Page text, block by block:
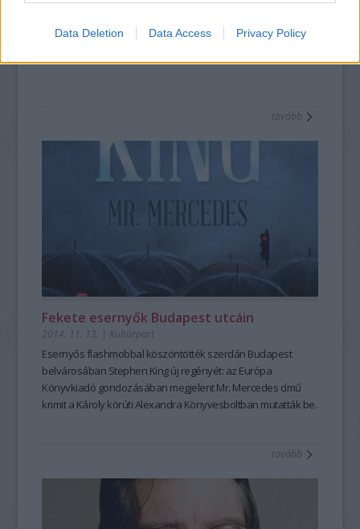
Data Deletion Data Access Privacy Policy
regénye , aMr. Mercedesfolytatásának tekintettFinders
tovább
Fekete esernyők Budapest utcáin
2014. 11. 13. | Kultúrpart
Esernyős flashmobbal köszöntötték szerdán Budapest
belvárosában Stephen King új regényét: az Európa
Könyvkiadó gondozásában megjelentMr. Mercedes című
krimit a Károly körúti Alexandra Könyvesboltban mutatták be.
tovább